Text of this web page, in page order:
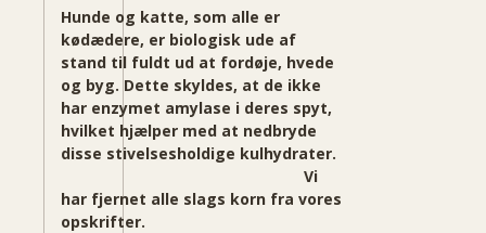
Hunde og katte, som alle er
kødædere, er biologisk ude af
stand til fuldt ud at fordøje, hvede
og byg. Dette skyldes, at de ikke
har enzymet amylase i deres spyt,
hvilket hjælper med at nedbryde
disse stivelsesholdige kulhydrater.
Vi
har fjernet alle slags korn fra vores
opskrifter.